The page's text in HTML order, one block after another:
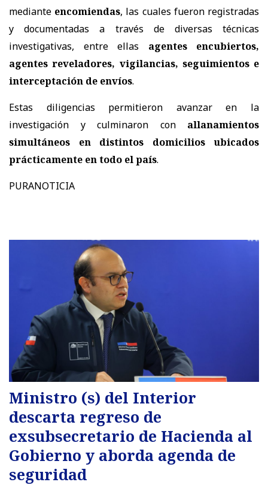
mediante encomiendas, las cuales fueron registradas
y documentadas a través de diversas técnicas
investigativas, entre ellas agentes encubiertos,
agentes reveladores, vigilancias, seguimientos e
interceptación de envíos.
Estas diligencias permitieron avanzar en la
investigación y culminaron con allanamientos
simultáneos en distintos domicilios ubicados
prácticamente en todo el país.
PURANOTICIA
Ministro (s) del Interior
descarta regreso de
exsubsecretario de Hacienda al
Gobierno y aborda agenda de
seguridad